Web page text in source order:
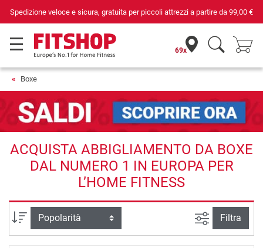
Spedizione veloce e sicura, gratuita per piccoli attrezzi a partire da 99,00 €
69x
Boxe
ACQUISTA ABBIGLIAMENTO DA BOXE
DAL NUMERO 1 IN EUROPA PER
L’HOME FITNESS
Ordina per Ricerca
Filtra